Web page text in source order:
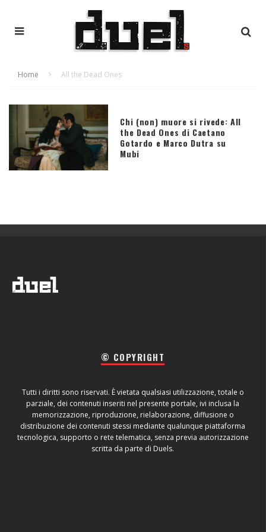
Home All the Dead Ones
Chi (non) muore si rivede: All
the Dead Ones di Caetano
Gotardo e Marco Dutra su
Mubi
© COPYRIGHT
Tutti i diritti sono riservati. È vietata qualsiasi utilizzazione, totale o
parziale, dei contenuti inseriti nel presente portale, ivi inclusa la
memorizzazione, riproduzione, rielaborazione, diffusione o
distribuzione dei contenuti stessi mediante qualunque piattaforma
tecnologica, supporto o rete telematica, senza previa autorizzazione
scritta da parte di Duels.